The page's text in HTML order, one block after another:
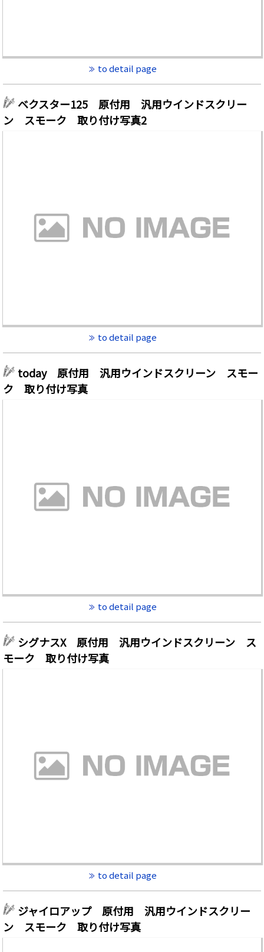
to detail page
ベクスター125 原付用 汎用ウインドスクリー
ン スモーク 取り付け写真2
to detail page
today 原付用 汎用ウインドスクリーン スモー
ク 取り付け写真
to detail page
シグナスX 原付用 汎用ウインドスクリーン ス
モーク 取り付け写真
to detail page
ジャイロアップ 原付用 汎用ウインドスクリー
ン スモーク 取り付け写真